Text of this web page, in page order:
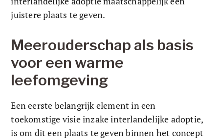
juistere plaats te geven.
Meerouderschap als basis
voor een warme
leefomgeving
Een eerste belangrijk element in een
toekomstige visie inzake interlandelijke adoptie,
is om dit een plaats te geven binnen het concept